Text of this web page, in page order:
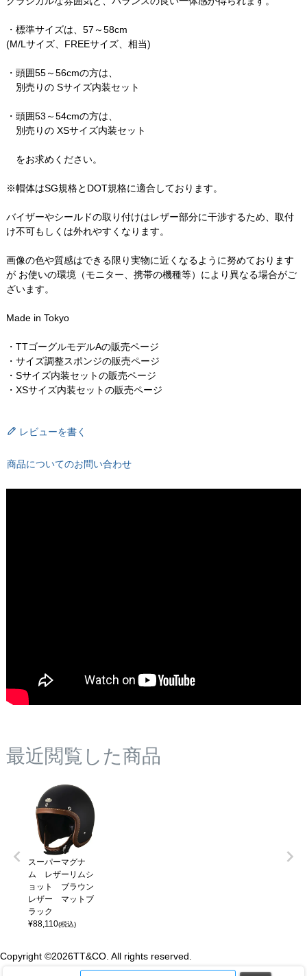
・標準サイズは、57～58cm
(M/Lサイズ、FREEサイズ、相当)
・頭囲55～56cmの方は、
別売りの Sサイズ内装セット
・頭囲53～54cmの方は、
別売りの XSサイズ内装セット
をお求めください。
※帽体はSG規格とDOT規格に適合しております。
バイザーやシールドの取り付けはレザー部分に干渉するため、取付
け不可もしくは外れやすくなります。
画像の色や質感はできる限り実物に近くなるように努めております
が お使いの環境（モニター、携帯の機種等）により異なる場合がご
ざいます。
Made in Tokyo
・TTゴーグルモデルAの販売ページ
・サイズ調整スポンジの販売ページ
・Sサイズ内装セットの販売ページ
・XSサイズ内装セットの販売ページ
レビューを書く
商品についてのお問い合わせ
最近閲覧した商品
スーパーマグナ
ム レザーリムシ
ョット ブラウン
レザー マットブ
ラック
¥88,110(税込)
Copyright ©2026TT&CO. All rights reserved.